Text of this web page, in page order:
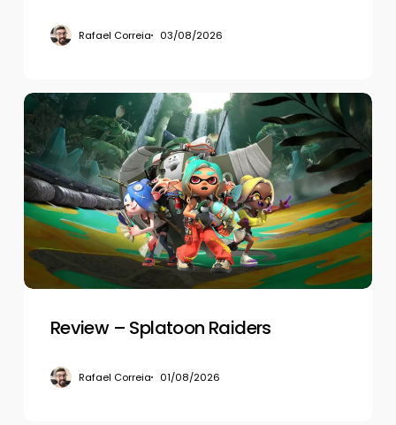
Rafael Correia 03/08/2026
Review
–
Splatoon
Raiders
Review – Splatoon Raiders
Rafael Correia 01/08/2026